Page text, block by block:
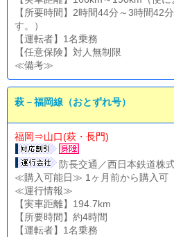
【所要時間】2時間44分～3時間42
す。）
【運転者】1名乗務
【任意保険】対人無制限
≪備考≫
萩－福岡線（おとずれ号）
福岡⇒山口(萩・長門)
防長交通／西日本鉄道株
≪購入可能日≫ 1ヶ月前から購入可
≪運行情報≫
【実車距離】194.7km
【所要時間】約4時間
【運転者】1名乗務